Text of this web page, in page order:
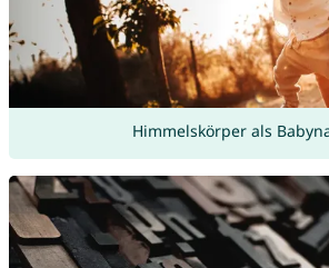
Himmelskörper als